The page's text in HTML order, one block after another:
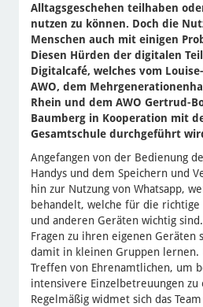
Alltagsgeschehen teilhaben
nutzen zu können. Doch die
Menschen auch mit einigen
Diesen Hürden der digitalen
Digitalcafé, welches vom
AWO, dem
Rhein und dem AWO Gertrud-
Baumberg in Kooperation mit
Gesamtschule durchgeführt
Angefangen von der Bedienung
Handys und dem Speichern und
hin zur Nutzung von Whatsapp,
behandelt, welche für die richtige
und anderen Geräten wichtig
Fragen zu ihren eigenen Geräten
damit in kleinen Gruppen lernen.
Treffen von Ehrenamtlichen, um
intensivere Einzelbetreuungen zu
Regelmäßig widmet sich das